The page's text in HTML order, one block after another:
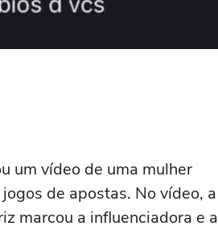
um vídeo de uma mulher
de apostas. No vídeo, a
marcou a influenciadora e a